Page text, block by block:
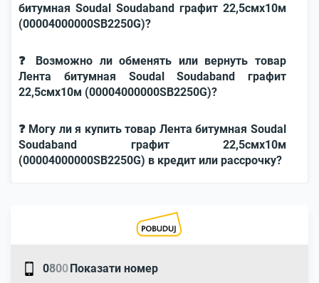
битумная Soudal Soudaband графит 22,5смx10м
(00004000000SB2250G)?
❓ Возможно ли обменять или вернуть товар
Лента битумная Soudal Soudaband графит
22,5смx10м (00004000000SB2250G)?
❓ Могу ли я купить товар Лента битумная Soudal
Soudaband графит 22,5смx10м
(00004000000SB2250G) в кредит или рассрочку?
0800Показати номер